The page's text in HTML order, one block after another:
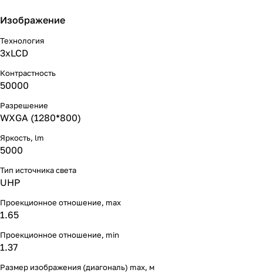
Изображение
Технология
3xLCD
Контрастность
50000
Разрешение
WXGA (1280*800)
Яркость, lm
5000
Тип источника света
UHP
Проекционное отношение, max
1.65
Проекционное отношение, min
1.37
Размер изображения (диагональ) max, м